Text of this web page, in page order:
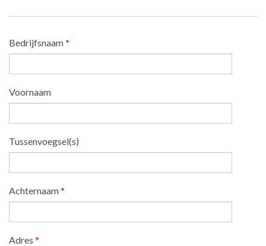
Bedrijfsnaam *
Voornaam
Tussenvoegsel(s)
Achternaam *
Adres *